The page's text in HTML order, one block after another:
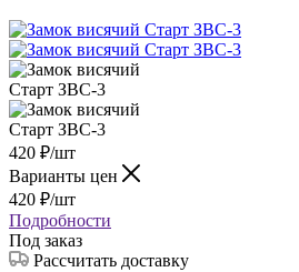
420 ₽/шт
Варианты цен
420 ₽/шт
Подробности
Под заказ
Рассчитать доставку